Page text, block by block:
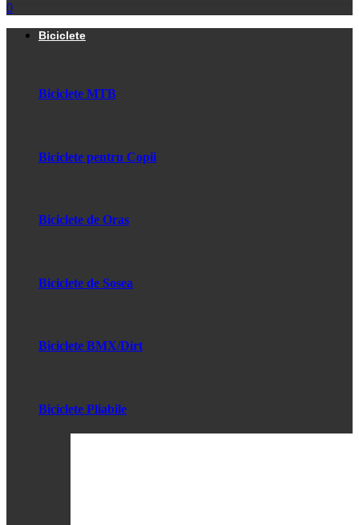
0
Biciclete
Biciclete MTB
Biciclete pentru Copii
Biciclete de Oras
Biciclete de Sosea
Biciclete BMX/Dirt
Biciclete Pliabile